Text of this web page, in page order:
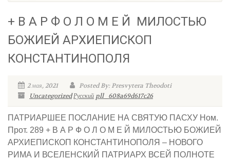
+ В А Р Ф О Л О М Е Й МИЛОСТЬЮ
БОЖИЕЙ АРХИЕПИСКОП
КОНСТАНТИНОПОЛЯ
2 мая, 2021
Posted By: Presvytera Theodoti
UncategorizedРусский pll_608a69d617c26
ПАТРИАРШЕЕ ПОСЛАНИЕ НА СВЯТУЮ ПАСХУ Ном.
Прот. 289 + В А Р Ф О Л О М Е Й МИЛОСТЬЮ БОЖИЕЙ
АРХИЕПИСКОП КОНСТАНТИНОПОЛЯ – НОВОГО
РИМА И ВСЕЛЕНСКИЙ ПАТРИАРХ ВСЕЙ ПОЛНОТЕ